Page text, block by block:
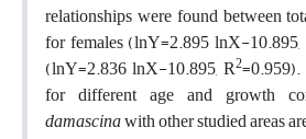
relationships were found between
for females (lnY=2.895 lnX-
(lnY=2.836 lnX-10.895, R2
for different age and growth
damascinawith other studied areas